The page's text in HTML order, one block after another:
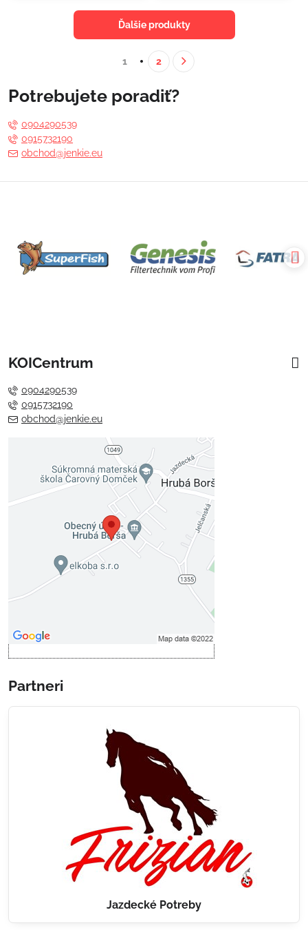
Ďalšie produkty
1 2
Potrebujete poradiť?
0904290539
0915732190
obchod@jenkie.eu
KOICentrum
0904290539
0915732190
obchod@jenkie.eu
Externý obsah je blokovaný
Voľbami súkromia
Prajete si načítať externý obsah?
Povoliť tentokrát
Povoliť a zapamätať - súhlas s
Partneri
Jazdecké Potreby